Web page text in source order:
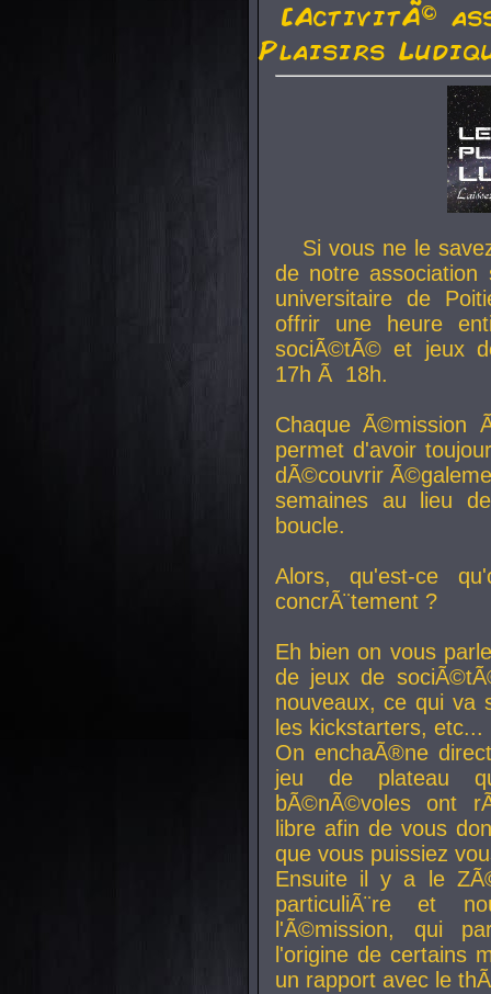
[ActivitÃ©
Plaisirs
Si vous ne le
de notre
universitaire de
offrir une heure
sociÃ©tÃ© et jeux
17h Ã 18h.
Chaque Ã©mission
permet d'avoir
dÃ©couvrir
semaines au lieu
boucle.
Alors, qu'est-ce
concrÃ¨tement ?
Eh bien on vous
de jeux de
nouveaux, ce qui va
les kickstarters, etc...
On enchaÃ®ne
jeu de plateau
bÃ©nÃ©voles ont
libre afin de vous
que vous puissiez
Ensuite il y a le
particuliÃ¨re et
l'Ã©mission, qui
l'origine de certains
un rapport avec le